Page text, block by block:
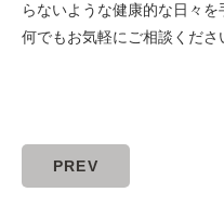
らないような健康的な日々を
何でもお気軽にご相談くださ
PREV